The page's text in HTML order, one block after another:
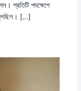
প্রতিটি পদক্ষেপে
তুলছিল। […]